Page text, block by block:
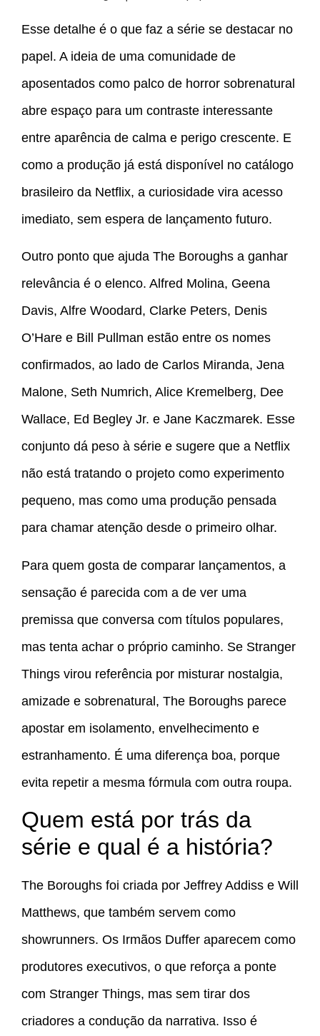
Esse detalhe é o que faz a série se destacar no
papel. A ideia de uma comunidade de
aposentados como palco de horror sobrenatural
abre espaço para um contraste interessante
entre aparência de calma e perigo crescente. E
como a produção já está disponível no catálogo
brasileiro da Netflix, a curiosidade vira acesso
imediato, sem espera de lançamento futuro.
Outro ponto que ajuda The Boroughs a ganhar
relevância é o elenco. Alfred Molina, Geena
Davis, Alfre Woodard, Clarke Peters, Denis
O’Hare e Bill Pullman estão entre os nomes
confirmados, ao lado de Carlos Miranda, Jena
Malone, Seth Numrich, Alice Kremelberg, Dee
Wallace, Ed Begley Jr. e Jane Kaczmarek. Esse
conjunto dá peso à série e sugere que a Netflix
não está tratando o projeto como experimento
pequeno, mas como uma produção pensada
para chamar atenção desde o primeiro olhar.
Para quem gosta de comparar lançamentos, a
sensação é parecida com a de ver uma
premissa que conversa com títulos populares,
mas tenta achar o próprio caminho. Se Stranger
Things virou referência por misturar nostalgia,
amizade e sobrenatural, The Boroughs parece
apostar em isolamento, envelhecimento e
estranhamento. É uma diferença boa, porque
evita repetir a mesma fórmula com outra roupa.
Quem está por trás da
série e qual é a história?
The Boroughs foi criada por Jeffrey Addiss e Will
Matthews, que também servem como
showrunners. Os Irmãos Duffer aparecem como
produtores executivos, o que reforça a ponte
com Stranger Things, mas sem tirar dos
criadores a condução da narrativa. Isso é